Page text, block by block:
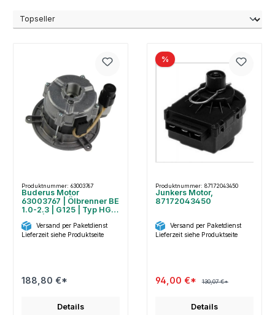
Produktnummer: 63003767
Buderus Motor
63003767 | Ölbrenner BE
1.0-2.3 | G125 | Typ HG
Versand per Paketdienst
Lieferzeit siehe Produktseite
188,80 €*
Details
%
Produktnummer: 87172043450
Junkers Motor,
87172043450
Versand per Paketdienst
Lieferzeit siehe Produktseite
94,00 €* 130,07 €*
Details